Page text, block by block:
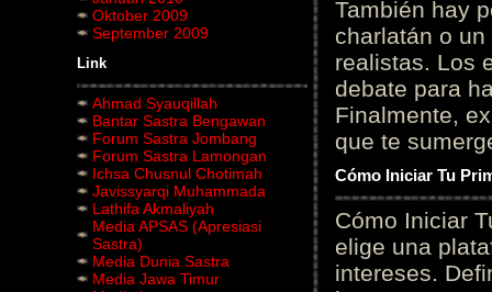
Oktober 2009
September 2009
Link
Ahmad Syauqillah
Bantar Sastra Bengawan
Forum Sastra Jombang
Forum Sastra Lamongan
Ichsa Chusnul Chotimah
Javissyarqi Muhammada
Lathifa Akmaliyah
Media APSAS (Apresiasi
Sastra)
Media Dunia Sastra
Media Jawa Timur
También hay
charlatán o
realistas. Los
debate para
Finalmente,
que te
Cómo Iniciar Tu
Cómo Iniciar
elige una
intereses.